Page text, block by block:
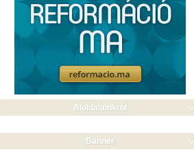
Aloldalainkról
Banner